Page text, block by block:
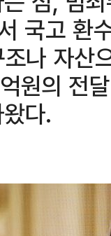
국고 환
나 자산
원의 전
다.